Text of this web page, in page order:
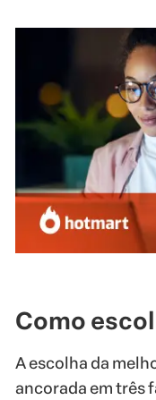
Como
A escolha da
ancorada em três